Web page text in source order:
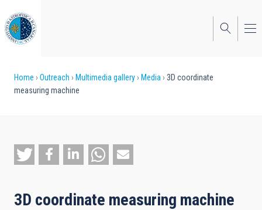
to
main
content
Breadcrumb
Home Outreach Multimedia gallery Media
3D coordinate
measuring machine
3D coordinate measuring machine